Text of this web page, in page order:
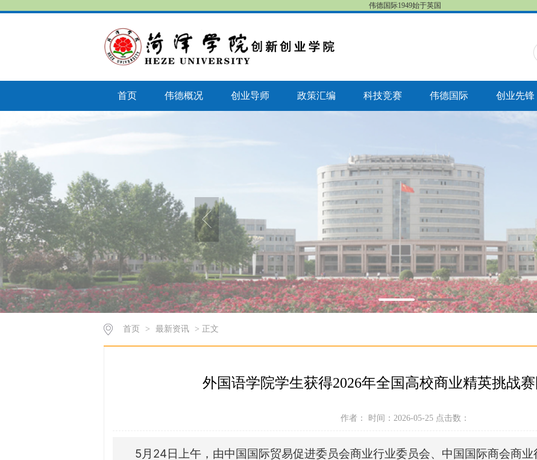
伟德国际1949始于英国
首页 伟德概况 创业导师 政策汇编 科技竞赛 伟德国际 创业先锋
首页 > 最新资讯 > 正文
外国语学院学生获得2026年全国高校商业精英挑战
作者： 时间：2026-05-25 点击数：
5月24日上午，由中国国际贸易促进委员会商业行业委员会、中国国际商会商